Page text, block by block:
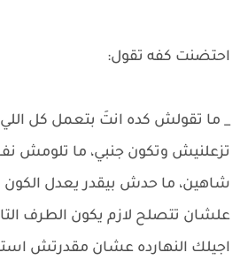
احتضنت كفه تقول:
_ ما تقولش كده انتَ بتعمل كل
تزعلنيش وتكون جنبي، ما تلومش
شاهين، ما حدش بيقدر يعدل الكون
علشان تتصلح لازم يكون الطرف
اجيلك النهارده عشان مقدرتش